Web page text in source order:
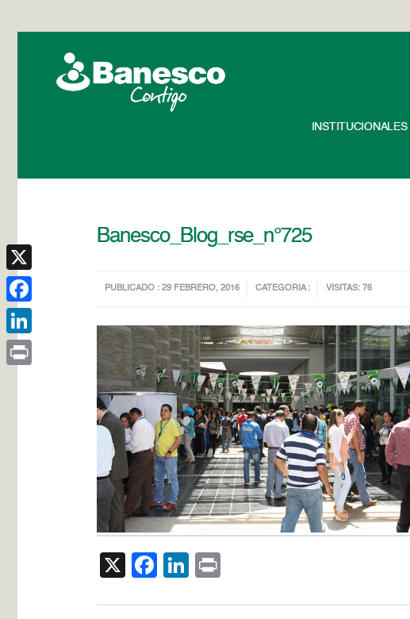
INSTITUCIONALES
Banesco_Blog_rse_n°725
PUBLICADO : 29 FEBRERO, 2016 CATEGORIA : VISITAS: 76
X Facebook
LinkedIn
X
Facebook
LinkedIn